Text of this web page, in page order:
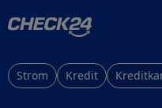
Strom Kredit